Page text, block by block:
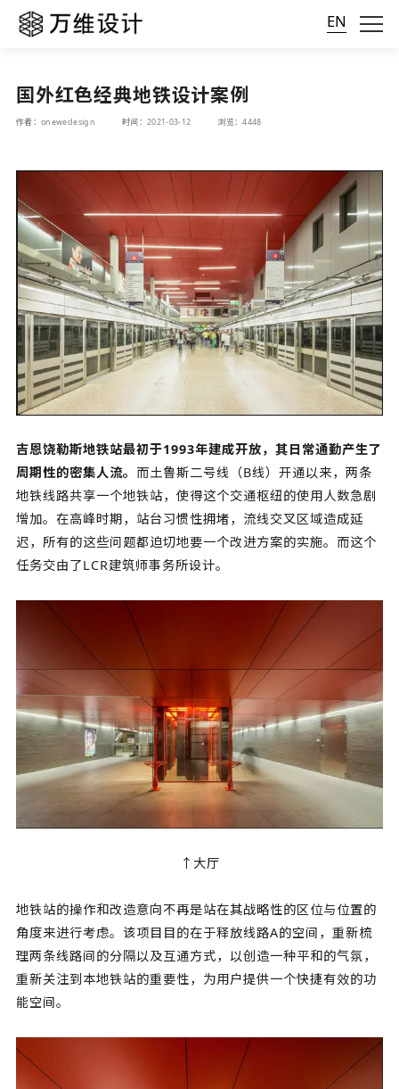
EN
国外红色经典地铁设计案例
作者：onewedesign 时间：2021-03-12 浏览：4448
吉恩饶勒斯地铁站最初于1993年建成开放，其日常通勤产生了
周期性的密集人流。 而土鲁斯二号线（B线）开通以来，两条
地铁线路共享一个地铁站，使得这个交通枢纽的使用人数急剧
增加。在高峰时期，站台习惯性拥堵，流线交叉区域造成延
迟，所有的这些问题都迫切地要一个改进方案的实施。而这个
任务交由了LCR建筑师事务所设计。
↑大厅
地铁站的操作和改造意向不再是站在其战略性的区位与位置的
角度来进行考虑。该项目目的在于释放线路A的空间，重新梳
理两条线路间的分隔以及互通方式，以创造一种平和的气氛，
重新关注到本地铁站的重要性，为用户提供一个快捷有效的功
能空间。